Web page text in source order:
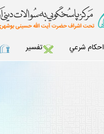
احكام شرعي تفسير